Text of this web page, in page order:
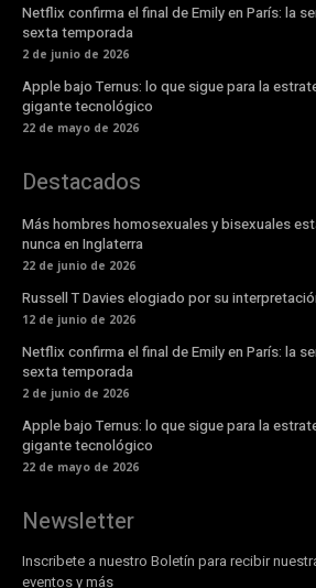
Netflix confirma el final de Emily en París: la
sexta temporada
2 de junio de 2026
Apple bajo Ternus: lo que sigue para la
gigante tecnológico
22 de mayo de 2026
Destacados
Más hombres homosexuales y bisexuales
nunca en Inglaterra
22 de junio de 2026
Russell T Davies elogiado por su
12 de junio de 2026
Netflix confirma el final de Emily en París: la
sexta temporada
2 de junio de 2026
Apple bajo Ternus: lo que sigue para la
gigante tecnológico
22 de mayo de 2026
Newsletter
Inscribete a nuestro Boletín para recibir
eventos y más